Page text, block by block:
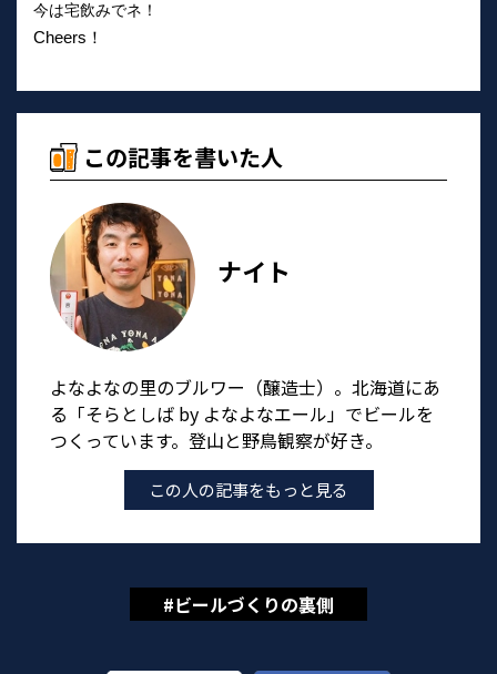
今は宅飲みでネ！
Cheers！
この記事を書いた人
ナイト
よなよなの里のブルワー（醸造士）。北海道にあ
る「そらとしば by よなよなエール」でビールを
つくっています。登山と野鳥観察が好き。
この人の記事をもっと見る
#ビールづくりの裏側